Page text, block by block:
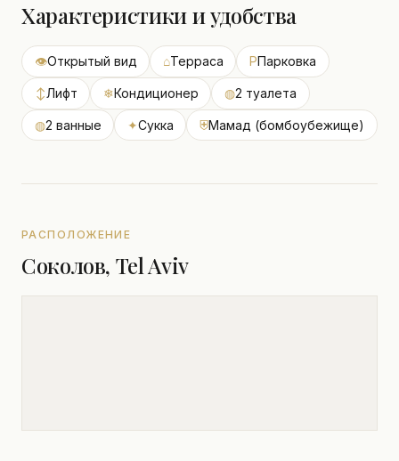
Характеристики и удобства
👁Открытый вид ⌂Терраса PПарковка
↕Лифт ❄Кондиционер ◍2 туалета
◍2 ванные ✦Сукка ⛨Мамад (бомбоубежище)
РАСПОЛОЖЕНИЕ
Соколов, Tel Aviv